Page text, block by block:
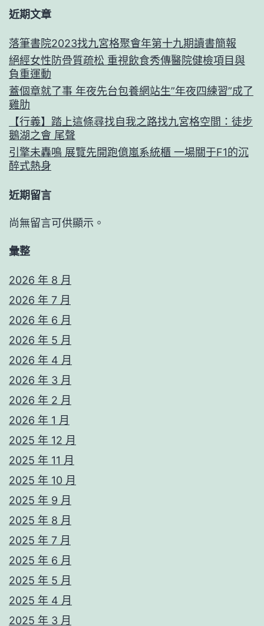
近期文章
落筆書院2023找九宮格聚會年第十九期讀書簡報
絕經女性防骨質疏松 重視飲食秀傳醫院健檢項目與
負重運動
蓋個章就了事 年夜先台包養網站生”年夜四練習”成了
雞肋
【行義】踏上這條尋找自我之路找九宮格空間：徒步
鵝湖之會 尾聲
引擎未轟鳴 展覽先開跑億嵐系統櫃 一場關于F1的沉
醉式熱身
近期留言
尚無留言可供顯示。
彙整
2026 年 8 月
2026 年 7 月
2026 年 6 月
2026 年 5 月
2026 年 4 月
2026 年 3 月
2026 年 2 月
2026 年 1 月
2025 年 12 月
2025 年 11 月
2025 年 10 月
2025 年 9 月
2025 年 8 月
2025 年 7 月
2025 年 6 月
2025 年 5 月
2025 年 4 月
2025 年 3 月